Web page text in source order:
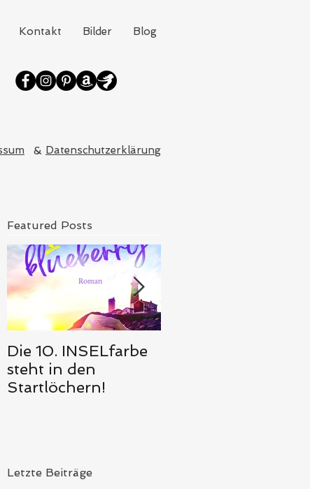
Kontakt Bilder Blog
& Datenschutzerklärung
Featured Posts
Die 10. INSELfarbe
steht in den
Startlöchern!
Letzte Beiträge